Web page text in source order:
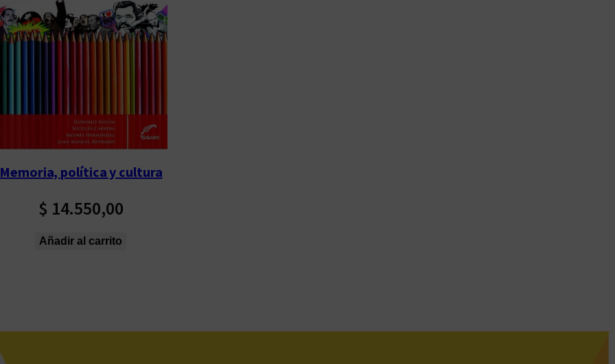
Memoria, política y cultura
$ 14.550,00
Añadir al carrito